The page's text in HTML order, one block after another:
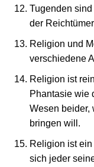
Tugenden
der
Religion und
verschiedene
Religion ist
Phantasie wie
Wesen beider,
bringen will.
Religion ist
sich jeder